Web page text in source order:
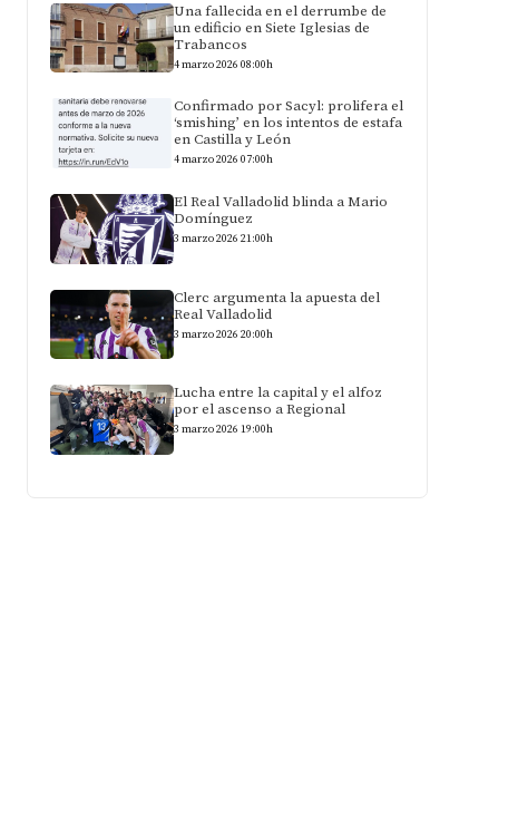
Una fallecida en el derrumbe de
un edificio en Siete Iglesias de
Trabancos
4 marzo 2026 08:00h
Confirmado por Sacyl: prolifera el
‘smishing’ en los intentos de estafa
en Castilla y León
4 marzo 2026 07:00h
El Real Valladolid blinda a Mario
Domínguez
3 marzo 2026 21:00h
Clerc argumenta la apuesta del
Real Valladolid
3 marzo 2026 20:00h
Lucha entre la capital y el alfoz
por el ascenso a Regional
3 marzo 2026 19:00h